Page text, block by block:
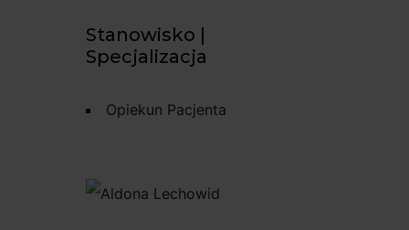
Stanowisko |
Specjalizacja
Opiekun Pacjenta